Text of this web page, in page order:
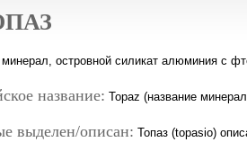
островной силикат алюминия с
название: Topaz (название
выделен/описан: Топаз (topasio)